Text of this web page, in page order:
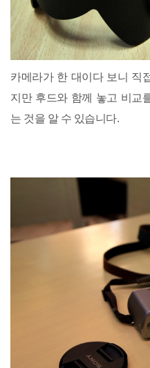
카메라가 한 대이다 보니 직
지만 후드와 함께 놓고 비교
는 것을 알 수 있습니다.